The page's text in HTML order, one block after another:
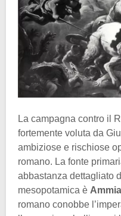
La campagna contro il
fortemente voluta da
ambiziose e rischiose
romano. La fonte
abbastanza dettagliato
mesopotamica è
romano conobbe